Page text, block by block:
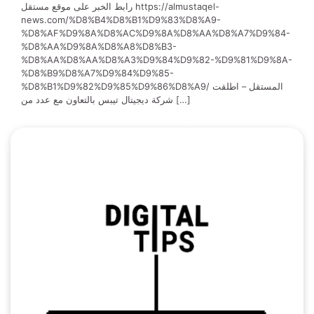
رابط الخبر على موقع مستقل https://almustaqel-
news.com/%D8%B4%D8%B1%D9%83%D8%A9-
%D8%AF%D9%8A%D8%AC%D9%8A%D8%AA%D8%A7%D9%84-
%D8%AA%D9%8A%D8%A8%D8%B3-
%D8%AA%D8%AA%D8%A3%D9%84%D9%82-%D9%81%D9%8A-
%D8%B9%D8%A7%D9%84%D9%85-
%D8%B1%D9%82%D9%85%D9%86%D8%A9/ المستقل – اطلقت
شركة ديجيتال تيبس بالتعاون مع عدد من […]